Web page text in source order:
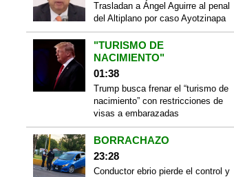
Trasladan a Ángel Aguirre al penal
del Altiplano por caso Ayotzinapa
"TURISMO DE
NACIMIENTO"
01:38
Trump busca frenar el “turismo de
nacimiento” con restricciones de
visas a embarazadas
BORRACHAZO
23:28
Conductor ebrio pierde el control y